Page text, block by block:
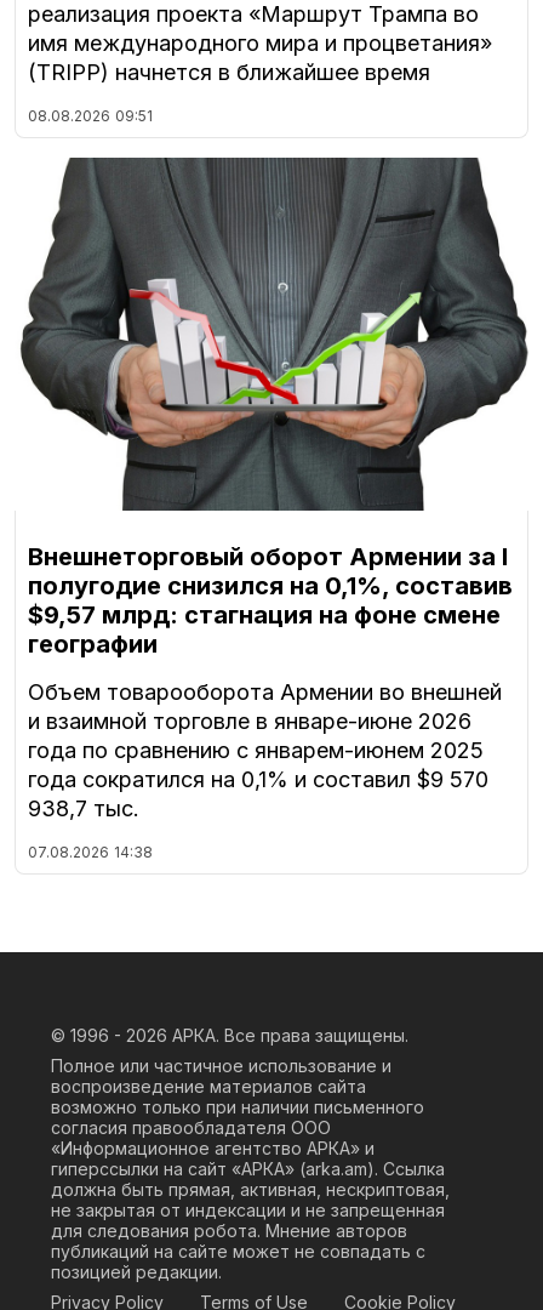
реализация проекта «Маршрут Трампа во
имя международного мира и процветания»
(TRIPP) начнется в ближайшее время
08.08.2026 09:51
Внешнеторговый оборот Армении за I
полугодие снизился на 0,1%, составив
$9,57 млрд: стагнация на фоне смене
географии
Объем товарооборота Армении во внешней
и взаимной торговле в январе-июне 2026
года по сравнению с январем-июнем 2025
года сократился на 0,1% и составил $9 570
938,7 тыс.
07.08.2026 14:38
© 1996 - 2026 АРКА. Все права защищены.
Полное или частичное использование и
воспроизведение материалов сайта
возможно только при наличии письменного
согласия правообладателя ООО
«Информационное агентство АРКА» и
гиперссылки на сайт «АРКА» (arka.am). Ссылка
должна быть прямая, активная, нескриптовая,
не закрытая от индексации и не запрещенная
для следования робота. Мнение авторов
публикаций на сайте может не совпадать с
позицией редакции.
Privacy Policy
Terms of Use Cookie Policy